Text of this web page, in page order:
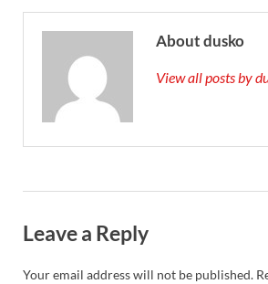
About dusko
View all posts by
Leave a Reply
Your email address will not be published.